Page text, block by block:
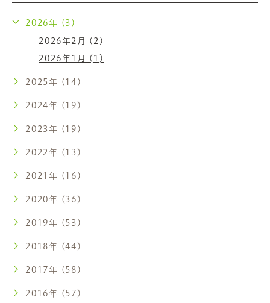
2026年 (3)
2026年2月 (2)
2026年1月 (1)
2025年 (14)
2024年 (19)
2023年 (19)
2022年 (13)
2021年 (16)
2020年 (36)
2019年 (53)
2018年 (44)
2017年 (58)
2016年 (57)